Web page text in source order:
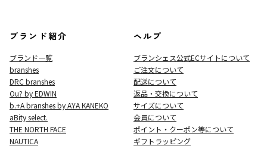
ブランド紹介
ブランド一覧
branshes
DRC branshes
Ou? by EDWIN
b.+A branshes by AYA KANEKO
aBity select.
THE NORTH FACE
NAUTICA
ヘルプ
ブランシェス公式ECサイトについて
ご注文について
配送について
返品・交換について
サイズについて
会員について
ポイント・クーポン等について
ギフトラッピング